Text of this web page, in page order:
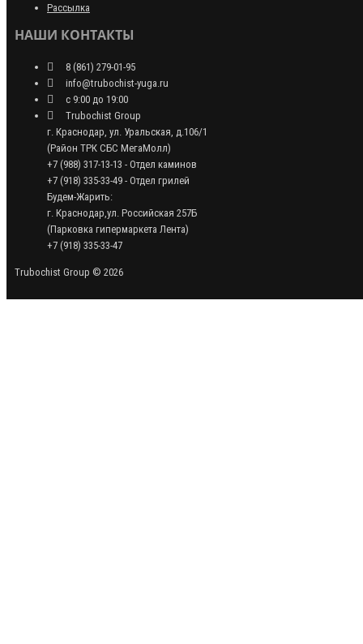
Рассылка
НАШИ КОНТАКТЫ
8 (861) 279-01-95
info@trubochist-yuga.ru
с 9:00 до 19:00
Trubochist Group
г. Краснодар, ул. Уральская, д.106/1
(Район ТРК СБС МегаМолл)
+7 (988) 317-13-13 - Отдел каминов
+7 (918) 335-33-49 - Отдел грилей
Будем-Жарить:
г. Краснодар,ул. Российская 257Б
(Парковка гипермаркета Лента)
+7 (918) 335-33-47
Trubochist Group © 2026